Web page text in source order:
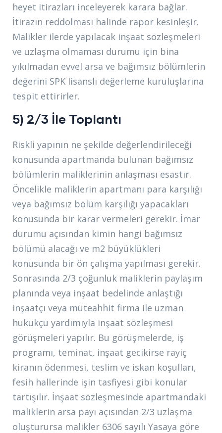
heyet itirazları inceleyerek karara bağlar.
İtirazın reddolması halinde rapor kesinleşir.
Malikler ilerde yapılacak inşaat sözleşmeleri
ve uzlaşma olmaması durumu için bina
yıkılmadan evvel arsa ve bağımsız bölümlerin
değerini SPK lisanslı değerleme kuruluşlarına
tespit ettirirler.
5) 2/3 İle Toplantı
Riskli yapının ne şekilde değerlendirileceği
konusunda apartmanda bulunan bağımsız
bölümlerin maliklerinin anlaşması esastır.
Öncelikle maliklerin apartmanı para karşılığı
veya bağımsız bölüm karşılığı yapacakları
konusunda bir karar vermeleri gerekir. İmar
durumu açısından kimin hangi bağımsız
bölümü alacağı ve m2 büyüklükleri
konusunda bir ön çalışma yapılması gerekir.
Sonrasında 2/3 çoğunluk maliklerin paylaşım
planında veya inşaat bedelinde anlaştığı
inşaatçı veya müteahhit firma ile uzman
hukukçu yardımıyla inşaat sözleşmesi
görüşmeleri yapılır. Bu görüşmelerde, iş
programı, teminat, inşaat gecikirse rayiç
kiranın ödenmesi, teslim ve iskan koşulları,
fesih hallerinde işin tasfiyesi gibi konular
tartışılır. İnşaat sözleşmesinde apartmandaki
maliklerin arsa payı açısından 2/3 uzlaşma
oluşturursa malikler 6306 sayılı Yasaya göre